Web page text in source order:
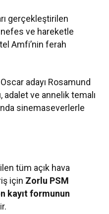
gerçekleştirilen
ve hareketle
Amfi’nin ferah
Oscar adayı Rosamund
adalet ve annelik temalı
sinemaseverlerle
tüm açık hava
için Zorlu PSM
kayıt formunun